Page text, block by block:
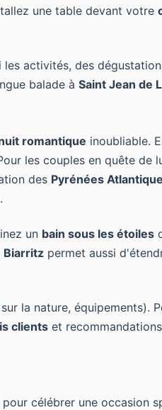
une table devant votre
les activités, des
balade à Saint Jean de
romantique inoubliable.
les couples en quête de
des Pyrénées
.
un bain sous les étoiles
Biarritz permet aussi
la nature, équipements).
clients et
pour célébrer une occasion